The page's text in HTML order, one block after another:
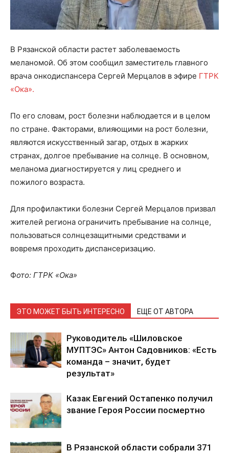
В Рязанской области растет заболеваемость
меланомой. Об этом сообщил заместитель главного
врача онкодиспансера Сергей Мерцалов в эфире ГТРК
«Ока».
По его словам, рост болезни наблюдается и в целом
по стране. Факторами, влияющими на рост болезни,
являются искусственный загар, отдых в жарких
странах, долгое пребывание на солнце. В основном,
меланома диагностируется у лиц среднего и
пожилого возраста.
Для профилактики болезни Сергей Мерцалов призвал
жителей региона ограничить пребывание на солнце,
пользоваться солнцезащитными средствами и
вовремя проходить диспансеризацию.
Фото: ГТРК «Ока»
ЭТО МОЖЕТ БЫТЬ ИНТЕРЕСНО ЕЩЕ ОТ АВТОРА
Руководитель «Шиловское
МУПТЭС» Антон Садовников: «Есть
команда – значит, будет
результат»
Казак Евгений Остапенко получил
звание Героя России посмертно
В Рязанской области собрали 371